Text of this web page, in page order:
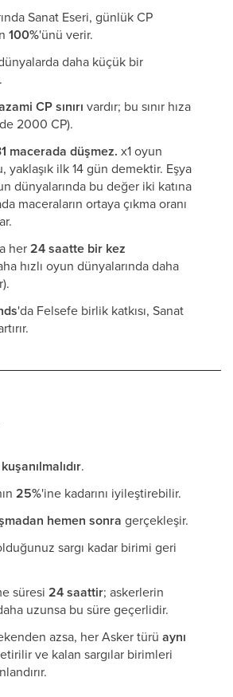
Sanat Eseri, günlük CP
100%'ünü verir.
daha küçük bir
CP sınırı vardır; bu sınır hıza
2000 CP).
macerada düşmez. x1 oyun
yaklaşık ilk 14 gün demektir. Eşya
dünyalarında bu değer iki katına
maceraların ortaya çıkma oranı
her24 saatte bir kez
hızlı oyun dünyalarında daha
'da Felsefe birlik katkısı, Sanat
.
25%'ine kadarını iyileştirebilir.
hemen sonra gerçekleşir.
sargı kadar birimi geri
süresi 24 saattir; askerlerin
uzunsa bu süre geçerlidir.
azsa, her Asker türü aynı
ve kalan sargılar birimleri